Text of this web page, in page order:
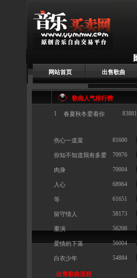
网站首页 出售歌曲
歌曲人气排行榜
1 春夏秋冬爱着你
83881
伤心一道菜 81600
你知不知道我有多爱 70976
肉身 70004
入心 68964
等 61651
留守情人 58173
重演 56208
爱情的下落 56004
白衣少年 54884
出售歌曲流程